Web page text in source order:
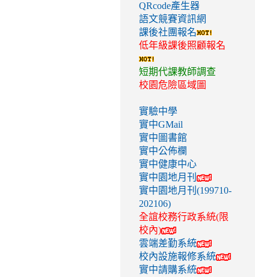
QRcode產生器
語文競賽資訊網
課後社團報名
低年級課後照顧報名
短期代課教師調查
校園危險區域圖
實驗中學
實中GMail
實中圖書館
實中公佈欄
實中健康中心
實中園地月刊
實中園地月刊(199710-
202106)
全誼校務行政系統(限
校內)
雲端差勤系統
校內設施報修系統
實中請購系統